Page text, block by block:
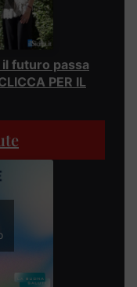
il futuro passa
PER IL